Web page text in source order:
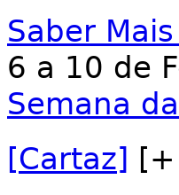
Saber
6 a 10 de
Semana
[Cartaz] [+